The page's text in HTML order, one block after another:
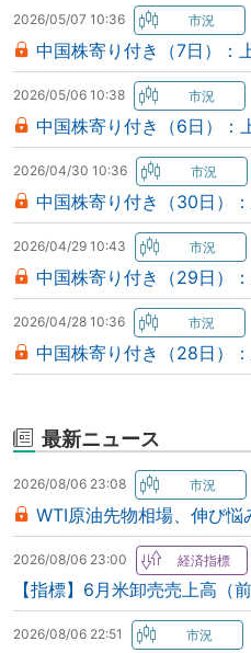
2026/05/07 10:36
中国株寄り付き（7日）：
2026/05/06 10:38
中国株寄り付き（6日）：
2026/04/30 10:36
中国株寄り付き（30日）
2026/04/29 10:43
中国株寄り付き（29日）
2026/04/28 10:36
中国株寄り付き（28日）
最新ニュース
2026/08/06 23:08
WTI原油先物相場、伸び
2026/08/06 23:00
【指標】6月米卸売売上高
2026/08/06 22:51